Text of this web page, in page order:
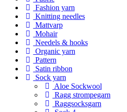
Fashion yarn
Knitting needles
Mattvarp
Mohair
Needels & hooks
Organic yarn
Pattern
Satin ribbon
Sock yarn
Aloe Sockwool
Ragg strompegarn
Raggsocksgarn